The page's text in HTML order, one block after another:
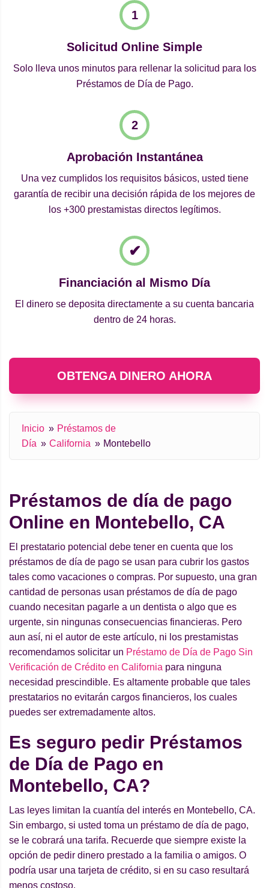
Solicitud Online Simple
Solo lleva unos minutos para rellenar la solicitud para los
Préstamos de Día de Pago.
Aprobación Instantánea
Una vez cumplidos los requisitos básicos, usted tiene
garantía de recibir una decisión rápida de los mejores de
los +300 prestamistas directos legítimos.
Financiación al Mismo Día
El dinero se deposita directamente a su cuenta bancaria
dentro de 24 horas.
OBTENGA DINERO AHORA
Inicio
Préstamos de
Día
California Montebello
Préstamos de día de pago
Online en Montebello, CA
El prestatario potencial debe tener en cuenta que los
préstamos de día de pago se usan para cubrir los gastos
tales como vacaciones o compras. Por supuesto, una gran
cantidad de personas usan préstamos de día de pago
cuando necesitan pagarle a un dentista o algo que es
urgente, sin ningunas consecuencias financieras. Pero
aun así, ni el autor de este artículo, ni los prestamistas
recomendamos solicitar un Préstamo de Día de Pago Sin
Verificación de Crédito en California para ninguna
necesidad prescindible. Es altamente probable que tales
prestatarios no evitarán cargos financieros, los cuales
puedes ser extremadamente altos.
Es seguro pedir Préstamos
de Día de Pago en
Montebello, CA?
Las leyes limitan la cuantía del interés en Montebello, CA.
Sin embargo, si usted toma un préstamo de día de pago,
se le cobrará una tarifa. Recuerde que siempre existe la
opción de pedir dinero prestado a la familia o amigos. O
podría usar una tarjeta de crédito, si en su caso resultará
menos costoso.